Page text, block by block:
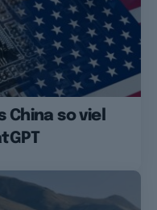
China so viel